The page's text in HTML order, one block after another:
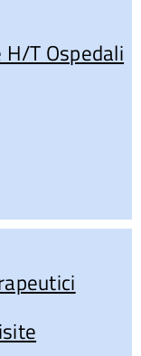
T Ospedali